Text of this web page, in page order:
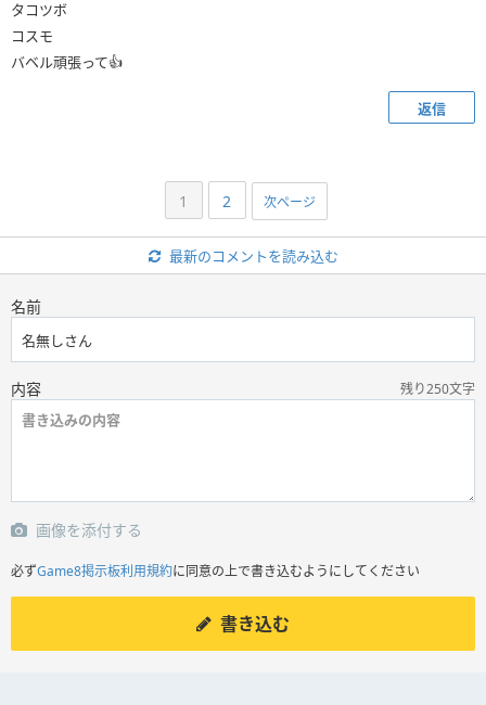
タコツボ
コスモ
バベル頑張って👍️
返信
1 2 次ページ
最新のコメントを読み込む
名前
内容 残り250文字
画像を添付する
必ずGame8掲示板利用規約に同意の上で書き込むようにしてください
書き込む